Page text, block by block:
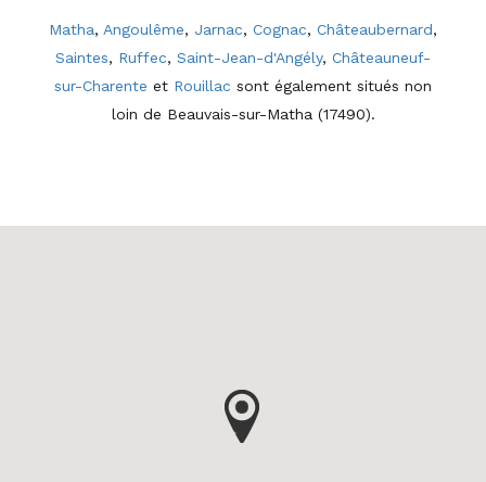
Matha, Angoulême, Jarnac, Cognac, Châteaubernard,
Saintes, Ruffec, Saint-Jean-d'Angély, Châteauneuf-
sur-Charente et Rouillac sont également situés non
loin de Beauvais-sur-Matha (17490).